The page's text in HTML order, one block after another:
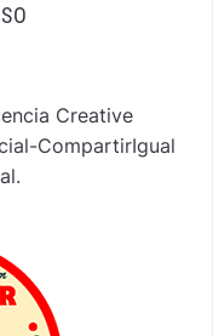
Creative
CompartirIgual
.